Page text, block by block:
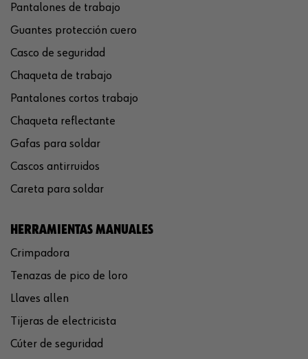
Pantalones de trabajo
Guantes protección cuero
Casco de seguridad
Chaqueta de trabajo
Pantalones cortos trabajo
Chaqueta reflectante
Gafas para soldar
Cascos antirruidos
Careta para soldar
HERRAMIENTAS MANUALES
Crimpadora
Tenazas de pico de loro
Llaves allen
Tijeras de electricista
Cúter de seguridad